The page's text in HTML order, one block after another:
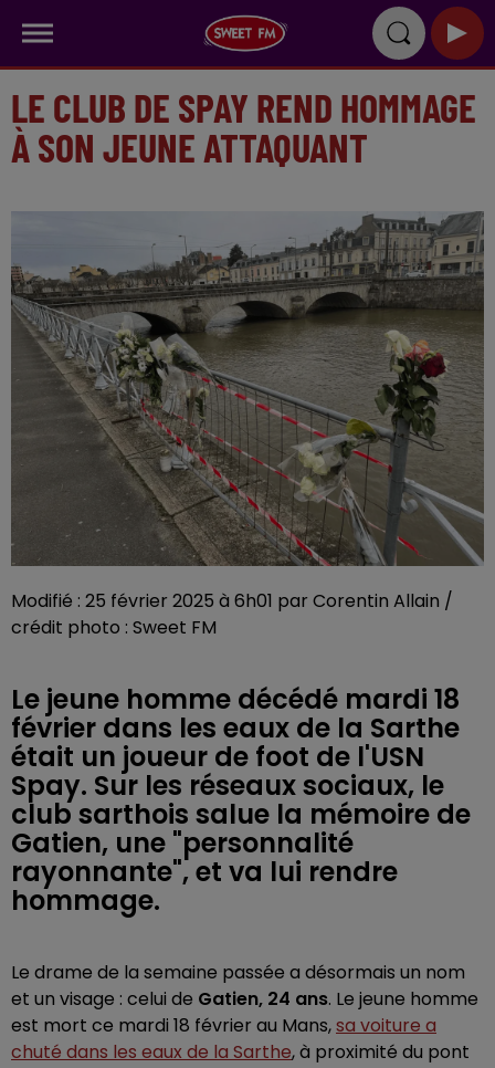
LE CLUB DE SPAY REND HOMMAGE
À SON JEUNE ATTAQUANT
Modifié : 25 février 2025 à 6h01 par Corentin Allain /
crédit photo : Sweet FM
Le jeune homme décédé mardi 18
février dans les eaux de la Sarthe
était un joueur de foot de l'USN
Spay. Sur les réseaux sociaux, le
club sarthois salue la mémoire de
Gatien, une "personnalité
rayonnante", et va lui rendre
hommage.
Le drame de la semaine passée a désormais un nom
et un visage : celui de Gatien, 24 ans. Le jeune homme
est mort ce mardi 18 février au Mans,sa voiture a
chuté dans les eaux de la Sarthe, à proximité du pont